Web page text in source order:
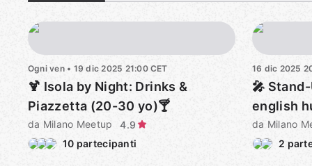
Ogni ven• 19 dic 2025 21:00 CET
🍹 Isola by Night: Drinks &
Piazzetta (20-30 yo)🍸
da Milano Meetup
4.9
10 partecipanti
16 dic 2025
🎤
english
yo)
da Milano
2